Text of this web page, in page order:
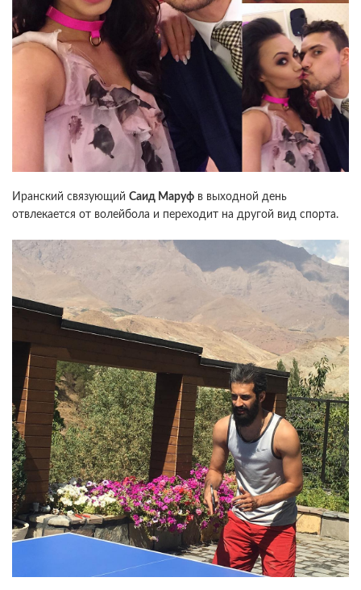
Иранский связующий Саид Маруф в выходной день
отвлекается от волейбола и переходит на другой вид спорта.